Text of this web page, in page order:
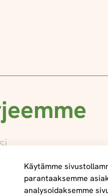
Käytämme
parantaaksemme
analysoidaksemme